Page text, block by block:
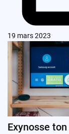
19 mars 2023
Exynosse